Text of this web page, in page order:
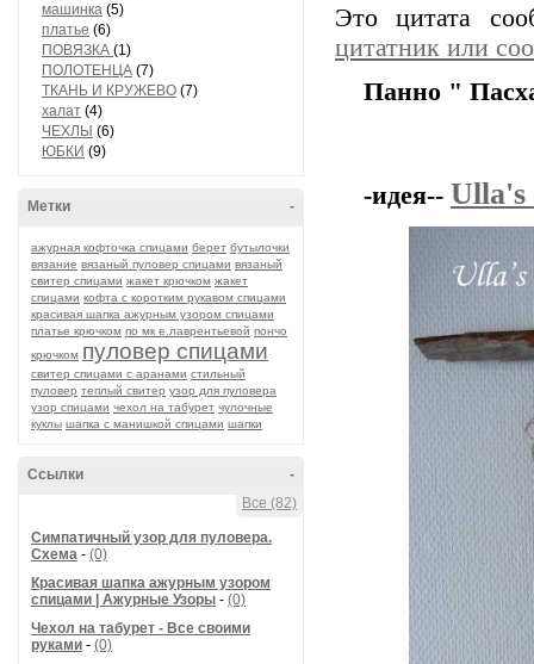
машинка (5)
платье (6)
ПОВЯЗКА (1)
ПОЛОТЕНЦА (7)
ТКАНЬ И КРУЖЕВО (7)
халат (4)
ЧЕХЛЫ (6)
ЮБКИ (9)
-
Метки
ажурная кофточка спицами берет бутылочки
вязание вязаный пуловер спицами вязаный
свитер спицами жакет крючком жакет
спицами кофта с коротким рукавом спицами
красивая шапка ажурным узором спицами
платье крючком по мк е.лаврентьевой пончо
крючком пуловер спицами
свитер спицами с аранами стильный
пуловер теплый свитер узор для пуловера
узор спицами чехол на табурет чулочные
куклы шапка с манишкой спицами шапки
-
Ссылки
Все (82)
Симпатичный узор для пуловера.
Схема - (0)
Красивая шапка ажурным узором
спицами | Ажурные Узоры - (0)
Чехол на табурет - Все своими
руками - (0)
Это цитата
цитатник или
Панно "
-идея--